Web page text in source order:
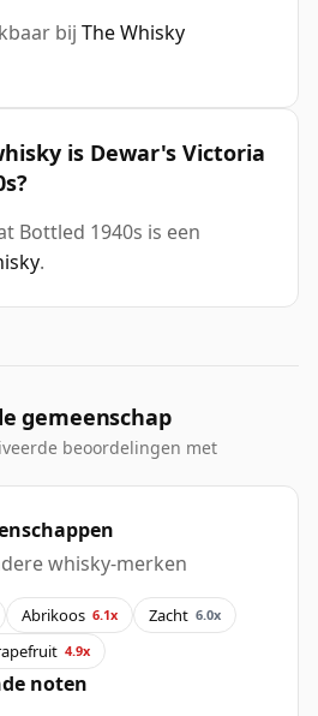
bij The Whisky
is Dewar's Victoria
Bottled 1940s is een
.
gemeenschap
beoordelingen met
whisky-merken
Abrikoos 6.1x Zacht 6.0x
4.9x
noten